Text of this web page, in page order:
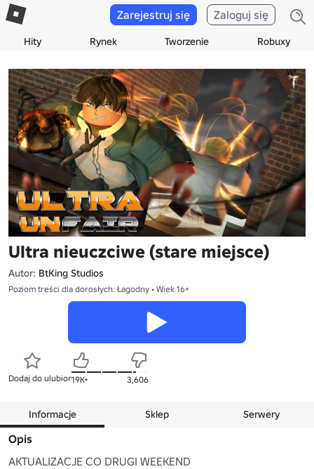
Hity Rynek Tworzenie Robuxy
Zarejestruj się Zaloguj się
Ultra nieuczciwe (stare miejsce)
Autor: BtKing Studios
Poziom treści dla dorosłych: Łagodny • Wiek 16+
Dodaj do ulubionych
19K+ 3,606
Informacje Sklep Serwery
Opis
AKTUALIZACJE CO DRUGI WEEKEND